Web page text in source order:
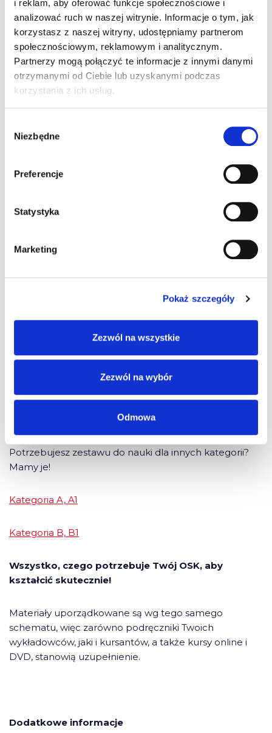
i reklam, aby oferować funkcje społecznościowe i
analizować ruch w naszej witrynie. Informacje o tym, jak
korzystasz z naszej witryny, udostępniamy partnerom
społecznościowym, reklamowym i analitycznym.
Partnerzy mogą połączyć te informacje z innymi danymi
otrzymanymi od Ciebie lub uzyskanymi podczas
korzystania z ich usług.
zgody
Niezbędne
Preferencje
Statystyka
Marketing
Pokaż szczegóły
Zezwól na wszystkie
Zezwól na wybór
Odmowa
kursanta
odnośniki do oryginalnych pytań testowych
znajdujące się na końcu każdego tematu
bezpłatny, 4 dniowy dostęp do e kursu i pełnej bazy
testów
90 dniowy dostęp do pełnej bazy pytań
dostęp do wszystkich, aktualnych pytań
zatwierdzonych przez Ministerstwo. Każda zmiana
Ministerstwa, powoduje natychmiastową aktualizację
nauka na dowolnym urządzeniu z dostępem do
wszystkie kategorie dostępne na jednej zdrapce – A
przejrzyste i intuicyjne menu, dzięki któremu nie ma
problemu z poruszaniem się po panelu kursanta
Podręcznik kategoria C, C1, D, D1 + państwowe
Potrzebujesz zestawu do nauki dla innych kategorii?
Mamy je!
Kategoria A, A1
Kategoria B, B1
Wszystko, czego potrzebuje Twój OSK, aby
kształcić skutecznie!
Materiały uporządkowane są wg tego samego
schematu, więc zarówno podręczniki Twoich
wykładowców, jaki i kursantów, a także kursy online i
DVD, stanowią uzupełnienie.
Dodatkowe informacje